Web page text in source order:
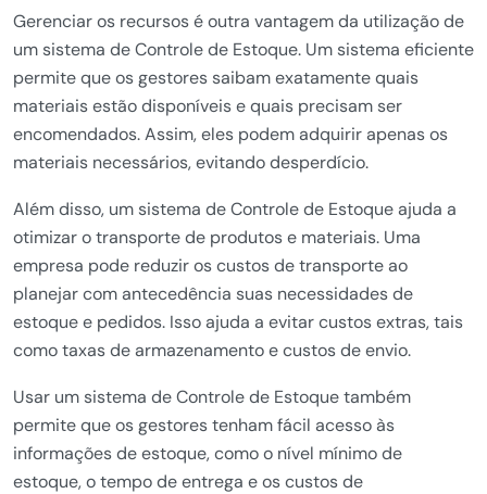
Gerenciar os recursos é outra vantagem da utilização de
um sistema de Controle de Estoque. Um sistema eficiente
permite que os gestores saibam exatamente quais
materiais estão disponíveis e quais precisam ser
encomendados. Assim, eles podem adquirir apenas os
materiais necessários, evitando desperdício.
Além disso, um sistema de Controle de Estoque ajuda a
otimizar o transporte de produtos e materiais. Uma
empresa pode reduzir os custos de transporte ao
planejar com antecedência suas necessidades de
estoque e pedidos. Isso ajuda a evitar custos extras, tais
como taxas de armazenamento e custos de envio.
Usar um sistema de Controle de Estoque também
permite que os gestores tenham fácil acesso às
informações de estoque, como o nível mínimo de
estoque, o tempo de entrega e os custos de